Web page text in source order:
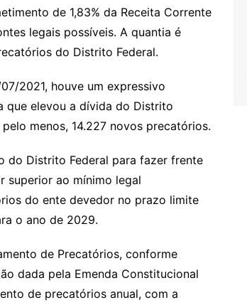
de 1,83% da Receita Corrente
legais possíveis. A quantia é
do Distrito Federal.
2021, houve um expressivo
que elevou a dívida do Distrito
menos, 14.227 novos precatórios.
do Distrito Federal para fazer frente
superior ao mínimo legal
do ente devedor no prazo limite
o ano de 2029.
de Precatórios, conforme
dada pela Emenda Constitucional
de precatórios anual, com a